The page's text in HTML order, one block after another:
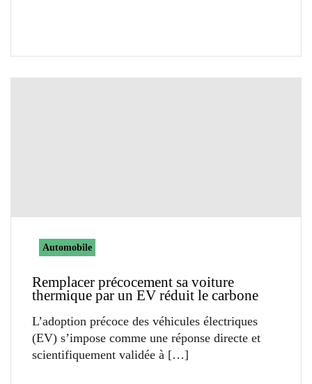
Automobile
Remplacer précocement sa voiture
thermique par un EV réduit le carbone
L’adoption précoce des véhicules électriques
(EV) s’impose comme une réponse directe et
scientifiquement validée à